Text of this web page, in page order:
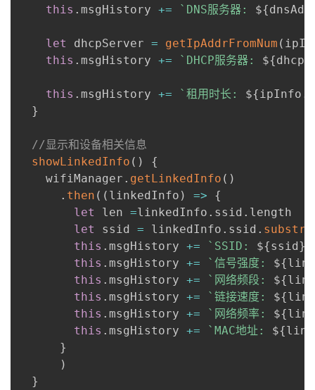
this . msgHistory += ` DNS服务器: ${
let dhcpServer = getIpAddrFromNum (
this . msgHistory += ` DHCP服务器: ${
this . msgHistory += ` 租用时长: ${ ipInfo .
}
//显示和设备相关信息
showLinkedInfo ( )
{
    wifiManager
. getLinkedInfo ( )
. then ( ( linkedInfo ) =>
{
let
len =linkedInfo . ssid . length
let
ssid = linkedInfo . ssid .
this . msgHistory += ` SSID: ${ssid}
this . msgHistory += ` 信号强度: ${
this . msgHistory += ` 网络频段: ${
this . msgHistory += ` 链接速度: ${
this . msgHistory += ` 网络频率: ${
this . msgHistory += ` MAC地址: ${
}
)
}